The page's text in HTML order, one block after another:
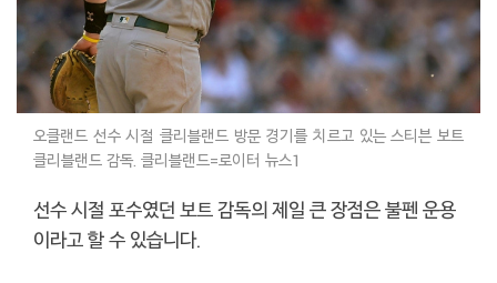
오클랜드 선수 시절 클리블랜드 방문 경기를 치르고 있는 스티븐 보트
클리블랜드 감독. 클리블랜드=로이터 뉴스1
선수 시절 포수였던 보트 감독의 제일 큰 장점은 불펜 운용
이라고 할 수 있습니다.